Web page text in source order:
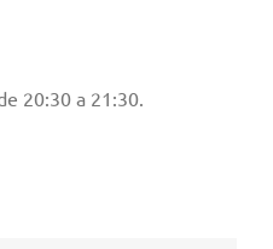
20:30 a 21:30.